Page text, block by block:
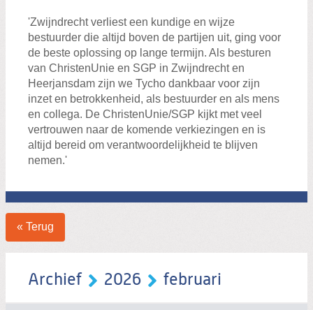
'Zwijndrecht verliest een kundige en wijze
bestuurder die altijd boven de partijen uit, ging voor
de beste oplossing op lange termijn. Als besturen
van ChristenUnie en SGP in Zwijndrecht en
Heerjansdam zijn we Tycho dankbaar voor zijn
inzet en betrokkenheid, als bestuurder en als mens
en collega. De ChristenUnie/SGP kijkt met veel
vertrouwen naar de komende verkiezingen en is
altijd bereid om verantwoordelijkheid te blijven
nemen.'
« Terug
Archief 2026 februari